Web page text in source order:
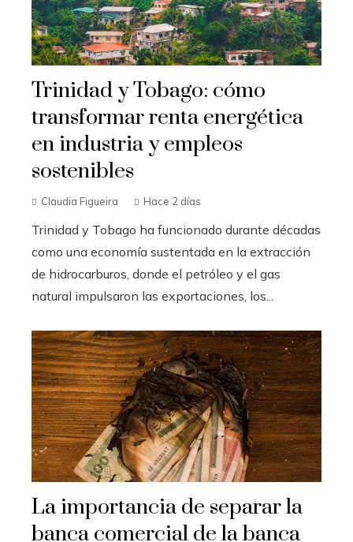
Trinidad y Tobago: cómo
transformar renta energética
en industria y empleos
sostenibles
Claudia Figueira Hace 2 días
Trinidad y Tobago ha funcionado durante décadas
como una economía sustentada en la extracción
de hidrocarburos, donde el petróleo y el gas
natural impulsaron las exportaciones, los...
La importancia de separar la
banca comercial de la banca